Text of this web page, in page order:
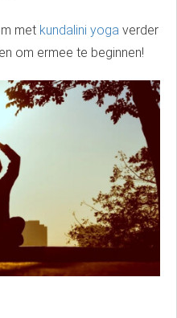
met kundalini yoga verder
om ermee te beginnen!